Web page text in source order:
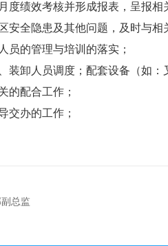
度绩效考核并形成报表，呈报相
安全隐患及其他问题，及时与相
员的管理与培训的落实；
装卸人员调度；配套设备（如：
的配合工作；
交办的工作；
总监